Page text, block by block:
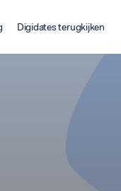
Digidates terugkijken